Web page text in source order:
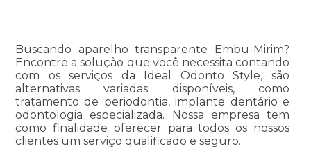
Buscando aparelho transparente Embu-Mirim?
Encontre a solução que você necessita contando
com os serviços da Ideal Odonto Style, são
alternativas variadas disponíveis, como
tratamento de periodontia, implante dentário e
odontologia especializada. Nossa empresa tem
como finalidade oferecer para todos os nossos
clientes um serviço qualificado e seguro.